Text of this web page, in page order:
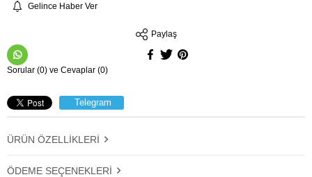
Gelince Haber Ver
Paylaş
Sorular (0) ve Cevaplar (0)
Telegram
ÜRÜN ÖZELLIKLERI
ÖDEME SEÇENEKLERI